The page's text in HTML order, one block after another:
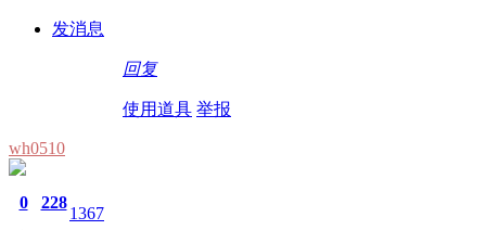
发消息
回复
使用道具 举报
wh0510
0 228
1367